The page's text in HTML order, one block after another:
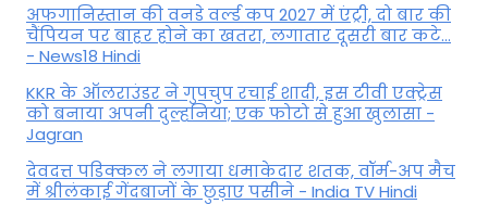
अफगानिस्तान की वनडे वर्ल्ड कप 2027 में एंट्री, दो बार की
चैंपियन पर बाहर होने का खतरा, लगातार दूसरी बार कटे...
- News18 Hindi
KKR के ऑलराउंडर ने गुपचुप रचाई शादी, इस टीवी एक्ट्रेस
को बनाया अपनी दुल्हनिया; एक फोटो से हुआ खुलासा -
Jagran
देवदत्त पडिक्कल ने लगाया धमाकेदार शतक, वॉर्म-अप मैच
में श्रीलंकाई गेंदबाजों के छुड़ाए पसीने - India TV Hindi